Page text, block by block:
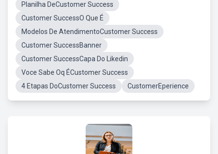
Planilha DeCustomer Success
Customer SuccessO Que É
Modelos De AtendimentoCustomer Success
Customer SuccessBanner
Customer SuccessCapa Do Likedin
Voce Sabe Oq ÉCustomer Success
4 Etapas DoCustomer Success
CustomerEperience